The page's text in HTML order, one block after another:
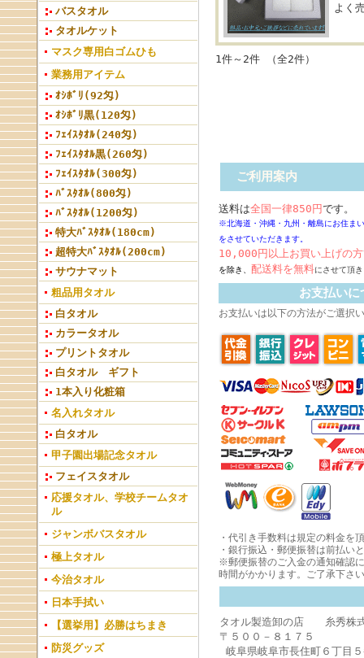
バスタオル
タオルケット
マスク専用白ゴムひも
業務用アイテム
ｵｼﾎﾞﾘ(92匁)
ｵｼﾎﾞﾘ黒(120匁)
ﾌｪｲｽﾀｵﾙ(240匁)
ﾌｪｲｽﾀｵﾙ黒(260匁)
ﾌｪｲｽﾀｵﾙ(300匁)
ﾊﾞｽﾀｵﾙ(800匁)
ﾊﾞｽﾀｵﾙ(1200匁)
特大ﾊﾞｽﾀｵﾙ(180cm)
超特大ﾊﾞｽﾀｵﾙ(200cm)
サウナマット
粗品用タオル
白タオル
カラータオル
プリントタオル
白タオル ギフト
1本入り化粧箱
名入れタオル
白タオル
甲子園出場記念タオル
フェイスタオル
応援タオル、学校チームタオ
ル
ジャンボバスタオル
極上タオル
今治タオル
日本手拭い
【選挙用】必勝はちまき
防災グッズ
よく
1件～2件 （全2件）
ご利用案内
送料は全国一律850円です。
※北海道・沖縄・九州・離島にお住ま
をさせていただきます。
10,000円以上お買い上げの方
を除き、 配送料を無料にさせて頂
お支払いに
お支払いは以下の方法がご選択
・代引き手数料は規定の料金を
・銀行振込・郵便振替は前払い
※郵便振替のご入金の通知確認
時間がかかります。ご了承下さ
タオル製造卸の店 糸秀株
〒５００－８１７５
岐阜県岐阜市長住町６丁目